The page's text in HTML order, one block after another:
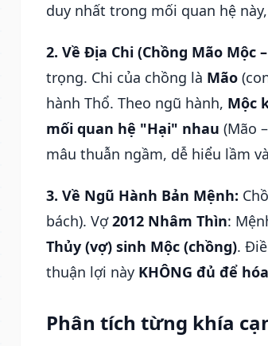
duy nhất trong mối quan hệ
2. Về Địa Chi (Chồng Mão Mộc
trọng. Chi của chồng là Mão
hành Thổ. Theo ngũ hành, Mộc
mối quan hệ "Hại" nhau (Mão
mâu thuẫn ngầm, dễ hiểu lầm
3. Về Ngũ Hành Bản Mệnh:
bách). Vợ2012 Nhâm Thìn:
Thủy (vợ) sinh Mộc (chồng).
thuận lợi này KHÔNG đủ để
Phân tích từng khía